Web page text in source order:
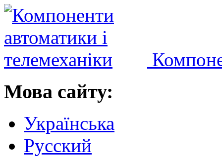
Мова сайту:
Українська
Русский